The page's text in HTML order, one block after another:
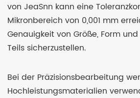
von JeaSnn kann eine
Mikronbereich von 0,001 mm
Genauigkeit von Größe, Form
Teils sicherzustellen.
Bei der Präzisionsbearbeitung
Hochleistungsmaterialien